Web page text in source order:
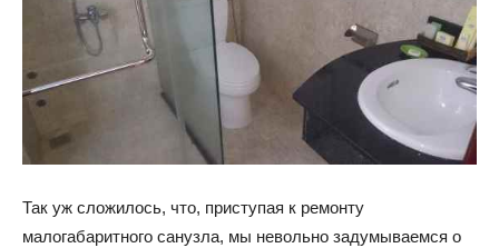
Так уж сложилось, что, приступая к ремонту
малогабаритного санузла, мы невольно задумываемся о